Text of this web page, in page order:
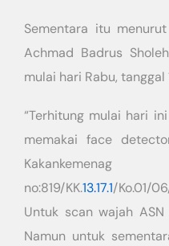
Sementara itu
Achmad Badrus
mulai hari Rabu, tanggal
“Terhitung mulai hari
memakai face
no:819/KK.13.17.1/Ko.01/
Untuk scan wajah
Namun untuk